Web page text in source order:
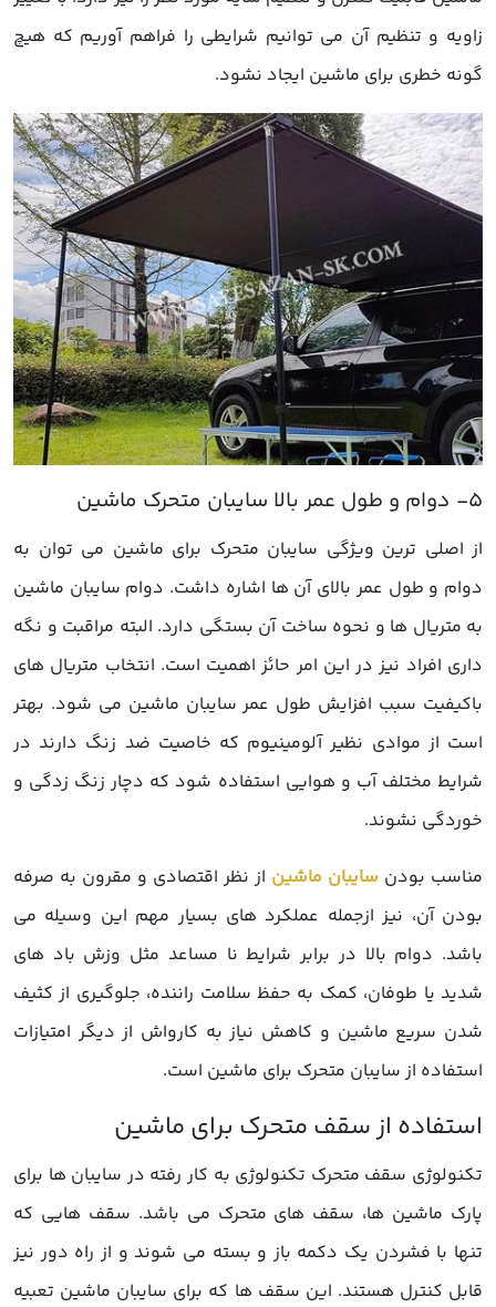
زاویه و تنظیم آن می توانیم شرایطی را فراهم آوریم که هیچ
گونه خطری برای ماشین ایجاد نشود.
از اصلی ترین ویژگی سایبان متحرک برای ماشین می توان به
دوام و طول عمر بالای آن ها اشاره داشت. دوام سایبان ماشین
به متریال ها و نحوه ساخت آن بستگی دارد. البته مراقبت و نگه
داری افراد نیز در این امر حائز اهمیت است. انتخاب متریال های
باکیفیت سبب افزایش طول عمر سایبان ماشین می شود. بهتر
است از موادی نظیر آلومینیوم که خاصیت ضد زنگ دارند در
شرایط مختلف آب و هوایی استفاده شود که دچار زنگ زدگی و
خوردگی نشوند.
مناسب بودن سایبان ماشین از نظر اقتصادی و مقرون به صرفه
بودن آن، نیز ازجمله عملکرد های بسیار مهم این وسیله می
باشد. دوام بالا در برابر شرایط نا مساعد مثل وزش باد های
شدید یا طوفان، کمک به حفظ سلامت راننده، جلوگیری از کثیف
شدن سریع ماشین و کاهش نیاز به کارواش از دیگر امتیازات
استفاده از سایبان متحرک برای ماشین است.
تکنولوژی سقف متحرک تکنولوژی به کار رفته در سایبان ها برای
پارک ماشین ها، سقف های متحرک می باشد. سقف هایی که
تنها با فشردن یک دکمه باز و بسته می شوند و از راه دور نیز
قابل کنترل هستند. این سقف ها که برای سایبان ماشین تعبیه